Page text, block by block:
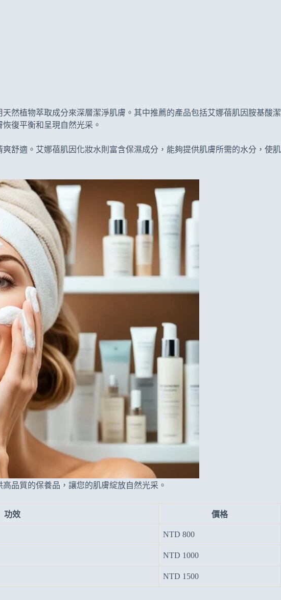
然植物萃取成分來深層潔淨肌膚。其中推薦的產品包括艾娜蓓肌因胺基酸潔
復平衡和呈現自然光采。
舒適。艾娜蓓肌因化妝水則富含保濕成分，能夠提供肌膚所需的水分，使肌
品質的保養品，讓您的肌膚綻放自然光采。
功效 價格
NTD 800
NTD 1000
NTD 1500